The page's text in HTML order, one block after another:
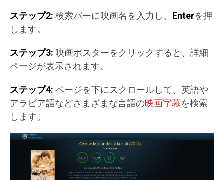
ステップ2: 検索バーに映画名を入力し、 Enterを押
します。
ステップ3: 映画ポスターをクリックすると、詳細
ページが表示されます。
ステップ4: ページを下にスクロールして、英語や
アラビア語などさまざまな言語の映画字幕を検索
します。